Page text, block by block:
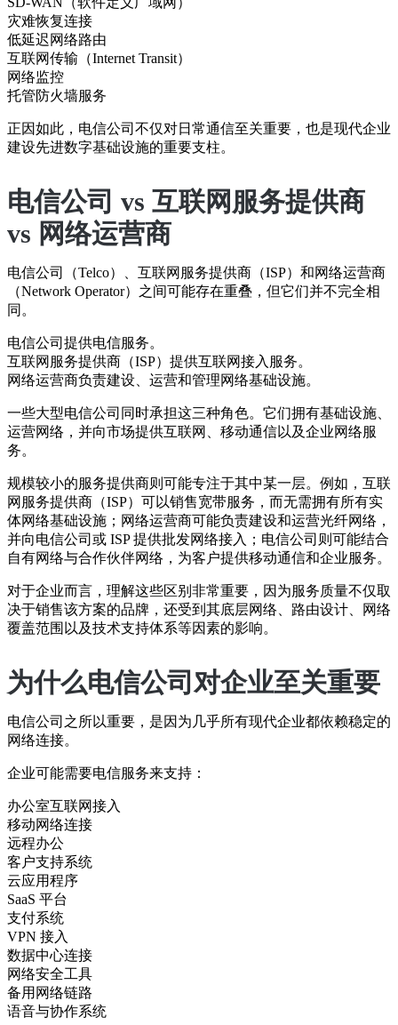
灾难恢复连接
低延迟网络路由
互联网传输（Internet Transit）
网络监控
托管防火墙服务
正因如此，电信公司不仅对日常通信至关重要，也是现代企业
建设先进数字基础设施的重要支柱。
电信公司 vs 互联网服务提供商
vs 网络运营商
电信公司（Telco）、互联网服务提供商（ISP）和网络运营商
（Network Operator）之间可能存在重叠，但它们并不完全相
同。
电信公司提供电信服务。
互联网服务提供商（ISP）提供互联网接入服务。
网络运营商负责建设、运营和管理网络基础设施。
一些大型电信公司同时承担这三种角色。它们拥有基础设施、
运营网络，并向市场提供互联网、移动通信以及企业网络服
务。
规模较小的服务提供商则可能专注于其中某一层。例如，互联
网服务提供商（ISP）可以销售宽带服务，而无需拥有所有实
体网络基础设施；网络运营商可能负责建设和运营光纤网络，
并向电信公司或 ISP 提供批发网络接入；电信公司则可能结合
自有网络与合作伙伴网络，为客户提供移动通信和企业服务。
对于企业而言，理解这些区别非常重要，因为服务质量不仅取
决于销售该方案的品牌，还受到其底层网络、路由设计、网络
覆盖范围以及技术支持体系等因素的影响。
为什么电信公司对企业至关重要
电信公司之所以重要，是因为几乎所有现代企业都依赖稳定的
网络连接。
企业可能需要电信服务来支持：
办公室互联网接入
移动网络连接
远程办公
客户支持系统
云应用程序
SaaS 平台
支付系统
VPN 接入
数据中心连接
网络安全工具
备用网络链路
语音与协作系统